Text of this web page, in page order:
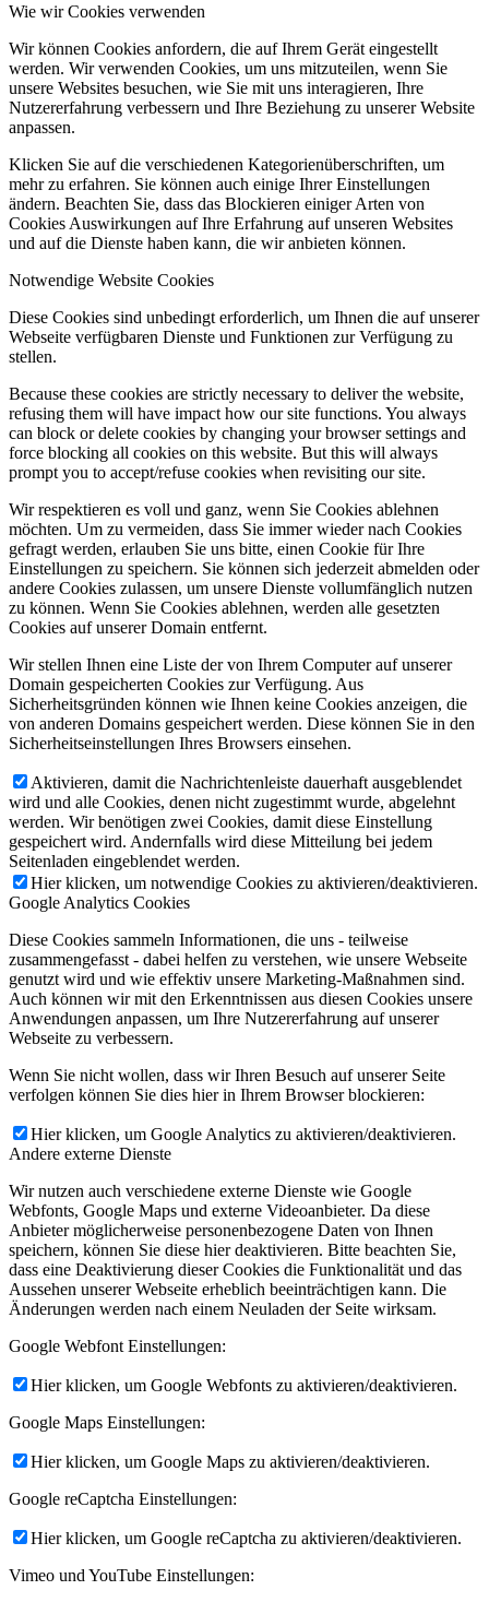
Wie wir Cookies verwenden
Wir können Cookies anfordern, die auf Ihrem Gerät eingestellt
werden. Wir verwenden Cookies, um uns mitzuteilen, wenn Sie
unsere Websites besuchen, wie Sie mit uns interagieren, Ihre
Nutzererfahrung verbessern und Ihre Beziehung zu unserer Website
anpassen.
Klicken Sie auf die verschiedenen Kategorienüberschriften, um
mehr zu erfahren. Sie können auch einige Ihrer Einstellungen
ändern. Beachten Sie, dass das Blockieren einiger Arten von
Cookies Auswirkungen auf Ihre Erfahrung auf unseren Websites
und auf die Dienste haben kann, die wir anbieten können.
Notwendige Website Cookies
Diese Cookies sind unbedingt erforderlich, um Ihnen die auf unserer
Webseite verfügbaren Dienste und Funktionen zur Verfügung zu
stellen.
Because these cookies are strictly necessary to deliver the website,
refusing them will have impact how our site functions. You always
can block or delete cookies by changing your browser settings and
force blocking all cookies on this website. But this will always
prompt you to accept/refuse cookies when revisiting our site.
Wir respektieren es voll und ganz, wenn Sie Cookies ablehnen
möchten. Um zu vermeiden, dass Sie immer wieder nach Cookies
gefragt werden, erlauben Sie uns bitte, einen Cookie für Ihre
Einstellungen zu speichern. Sie können sich jederzeit abmelden oder
andere Cookies zulassen, um unsere Dienste vollumfänglich nutzen
zu können. Wenn Sie Cookies ablehnen, werden alle gesetzten
Cookies auf unserer Domain entfernt.
Wir stellen Ihnen eine Liste der von Ihrem Computer auf unserer
Domain gespeicherten Cookies zur Verfügung. Aus
Sicherheitsgründen können wie Ihnen keine Cookies anzeigen, die
von anderen Domains gespeichert werden. Diese können Sie in den
Sicherheitseinstellungen Ihres Browsers einsehen.
Aktivieren, damit die Nachrichtenleiste dauerhaft ausgeblendet
wird und alle Cookies, denen nicht zugestimmt wurde, abgelehnt
werden. Wir benötigen zwei Cookies, damit diese Einstellung
gespeichert wird. Andernfalls wird diese Mitteilung bei jedem
Seitenladen eingeblendet werden.
Hier klicken, um notwendige Cookies zu aktivieren/deaktivieren.
Google Analytics Cookies
Diese Cookies sammeln Informationen, die uns - teilweise
zusammengefasst - dabei helfen zu verstehen, wie unsere Webseite
genutzt wird und wie effektiv unsere Marketing-Maßnahmen sind.
Auch können wir mit den Erkenntnissen aus diesen Cookies unsere
Anwendungen anpassen, um Ihre Nutzererfahrung auf unserer
Webseite zu verbessern.
Wenn Sie nicht wollen, dass wir Ihren Besuch auf unserer Seite
verfolgen können Sie dies hier in Ihrem Browser blockieren:
Hier klicken, um Google Analytics zu aktivieren/deaktivieren.
Andere externe Dienste
Wir nutzen auch verschiedene externe Dienste wie Google
Webfonts, Google Maps und externe Videoanbieter. Da diese
Anbieter möglicherweise personenbezogene Daten von Ihnen
speichern, können Sie diese hier deaktivieren. Bitte beachten Sie,
dass eine Deaktivierung dieser Cookies die Funktionalität und das
Aussehen unserer Webseite erheblich beeinträchtigen kann. Die
Änderungen werden nach einem Neuladen der Seite wirksam.
Google Webfont Einstellungen:
Hier klicken, um Google Webfonts zu aktivieren/deaktivieren.
Google Maps Einstellungen:
Hier klicken, um Google Maps zu aktivieren/deaktivieren.
Google reCaptcha Einstellungen:
Hier klicken, um Google reCaptcha zu aktivieren/deaktivieren.
Vimeo und YouTube Einstellungen: